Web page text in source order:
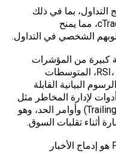
بما في ذلك
MetaTrader 4 وMetaTrader 5 وcTrader، مما يمنح
الشخصي في التداول.
كبيرة من المؤشرات
الفنية مثل RSI، MACD، Bollinger Bands، المتوسطات
البيانية القابلة
لإدارة المخاطر مثل
أوامر وقف الخسارة المتحرك (Trailing Stop) وأوامر الحد، وهو
أثناءتقلبات السوق.
أحد الجوانب الفريدة في أدوات FXPro هو إدماج الأخبار